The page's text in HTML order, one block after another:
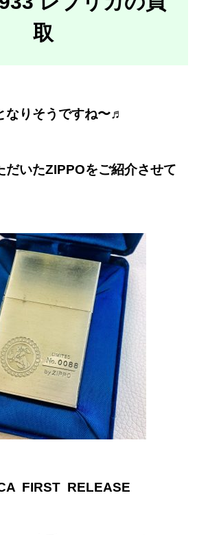
取
なりそうですね〜♬
だいたZIPPOをご紹介させて
FIRST RELEASE